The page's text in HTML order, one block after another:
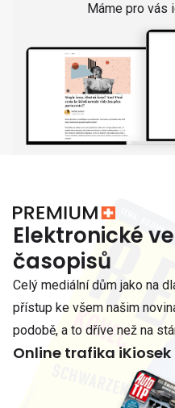
Máme pro vás
Elektronické
časopisů
Celý mediální dům jako na
přístup ke všem našim
podobě, a to dříve než na
Online trafika iKiosek